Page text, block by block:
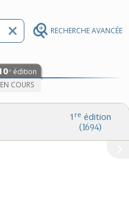
RECHERCHE AVANCÉE
e édition
EN COURS
1 re édition
(1694)